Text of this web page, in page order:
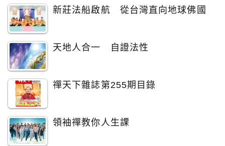
新莊法船啟航 從台灣直向地球佛國
天地人合一 自證法性
禪天下雜誌第255期目錄
領袖禪教你人生課